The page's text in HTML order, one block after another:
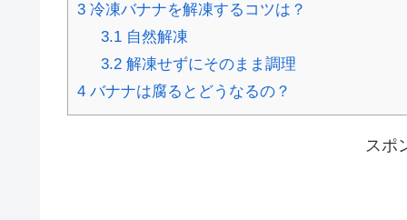
3 冷凍バナナを解凍するコツは？
3.1自然解凍
3.2解凍せずにそのまま調理
4 バナナは腐るとどうなるの？
スポ